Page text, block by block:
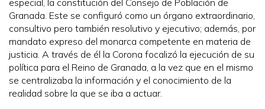
especial, la constitución del Consejo de Población de
Granada. Este se configuró como un órgano extraordinario,
consultivo pero también resolutivo y ejecutivo; además, por
mandato expreso del monarca competente en materia de
justicia. A través de él la Corona focalizó la ejecución de su
política para el Reino de Granada, a la vez que en el mismo
se centralizaba la información y el conocimiento de la
realidad sobre la que se iba a actuar.